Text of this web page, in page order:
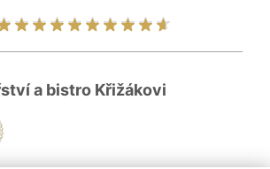
a bistro Křižákovi